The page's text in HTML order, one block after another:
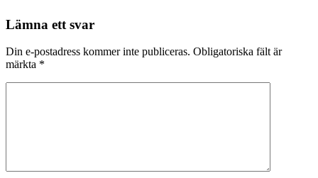
Lämna ett svar
Din e-postadress kommer inte publiceras. Obligatoriska fält är
märkta *